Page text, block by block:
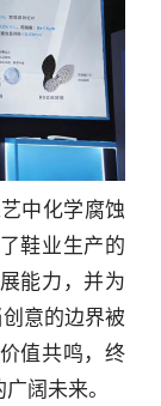
中化学腐蚀
鞋业生产的
能力，并为
意的边界被
值共鸣，终
阔未来。